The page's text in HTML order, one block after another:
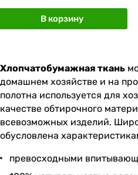
В корзину
Хлопчатобумажная ткань
домашнем хозяйстве и на
полотна используется для
качестве обтирочного
всевозможных изделий.
обусловлена
превосходными